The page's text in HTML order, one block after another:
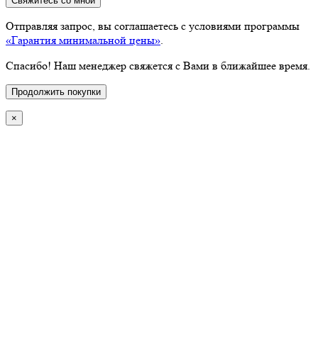
Отправляя запрос, вы соглашаетесь с условиями программы
«Гарантия минимальной цены»
Спасибо! Наш менеджер свяжется с Вами в ближайшее время.
Продолжить покупки
×